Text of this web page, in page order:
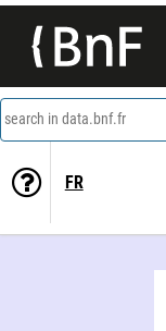
search in data.bnf.fr
FR